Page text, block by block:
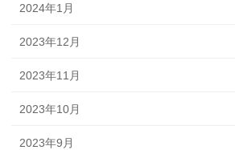
2024年1月
2023年12月
2023年11月
2023年10月
2023年9月